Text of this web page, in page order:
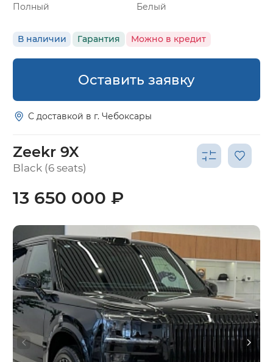
Полный
Белый
В наличии Гарантия Можно в кредит
Оставить заявку
С доставкой в г. Чебоксары
Zeekr 9X
Black (6 seats)
13 650 000 ₽